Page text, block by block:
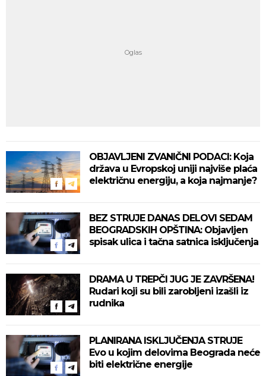
OBJAVLJENI ZVANIČNI PODACI: Koja
država u Evropskoj uniji najviše plaća
električnu energiju, a koja najmanje?
BEZ STRUJE DANAS DELOVI SEDAM
BEOGRADSKIH OPŠTINA: Objavljen
spisak ulica i tačna satnica isključenja
DRAMA U TREPČI JUG JE ZAVRŠENA!
Rudari koji su bili zarobljeni izašli iz
rudnika
PLANIRANA ISKLJUČENJA STRUJE
Evo u kojim delovima Beograda neće
biti električne energije